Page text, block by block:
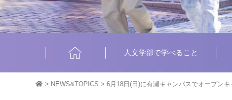
HOME 人文学部で学べること
> NEWS&TOPICS > 6月18日(日)に有瀬キャンパスでオープン